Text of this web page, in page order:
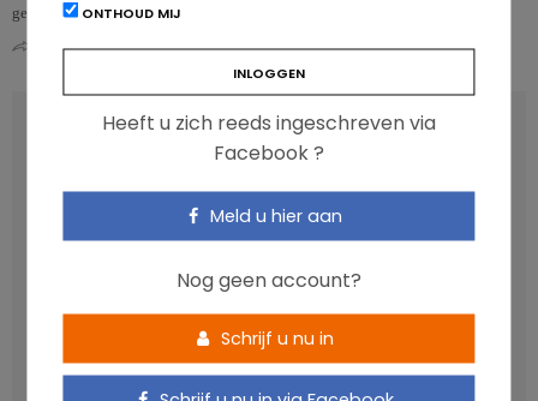
getroffen zou z…
0
RECENT POSTS
Anthocyanen: gunstig voor de cardiometabole
Een gezonde darmmicrobiota is goed, maar wat is dat
eigenlijk?
Vis, verontreinigende stoffen en omega-3: wat zijn de
aanbevelingen?
ONTHOUD MIJ
Heeft u zich reeds ingeschreven via
Facebook ?
Meld u hier aan
Nog geen account?
Schrijf u nu in